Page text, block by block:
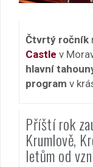
Čtvrtý ročník
Castle v
hlavní
program v
Příští rok
Krumlově,
letům od